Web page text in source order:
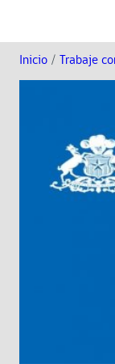
Inicio / Trabaje